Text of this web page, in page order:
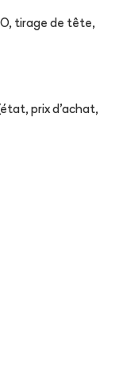
tirage de tête,
prix d'achat,